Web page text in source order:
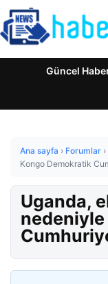
Güncel
Ana sayfa › Forumlar ›
Kongo Demokratik
Uganda,